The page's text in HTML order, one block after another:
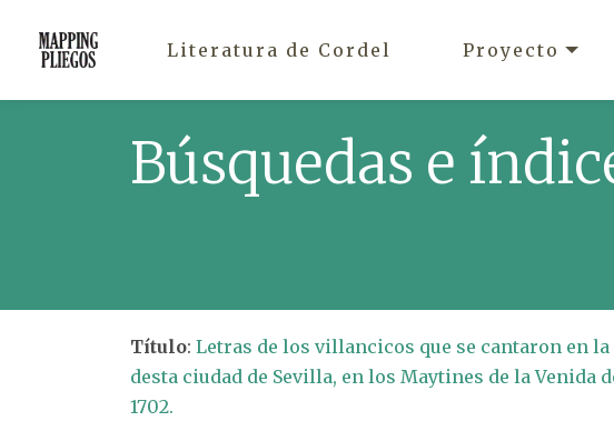
Literatura de Cordel Proyecto
Búsquedas e
Título: Letras de los villancicos que se cantaron en
desta ciudad de Sevilla, en los Maytines de la Venida
1702.